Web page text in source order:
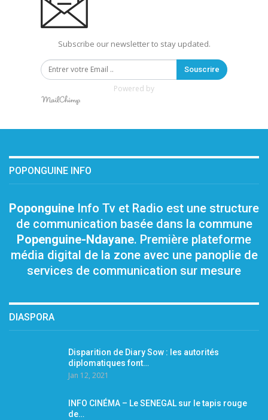
Subscribe our newsletter to stay updated.
Souscrire
Powered by
POPONGUINE INFO
Poponguine Info Tv et Radio est une structure
de communication basée dans la commune
Popenguine-Ndayane. Première plateforme
média digital de la zone avec une panoplie de
services de communication sur mesure
DIASPORA
Disparition de Diary Sow : les autorités
diplomatiques font…
Jan 12, 2021
INFO CINÉMA – Le SENEGAL sur le tapis rouge
de…